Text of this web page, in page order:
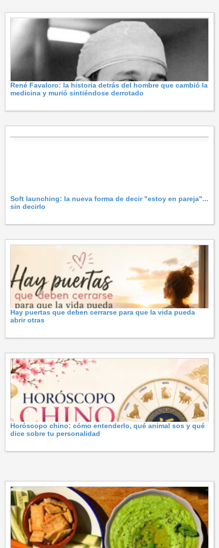
René Favaloro: la historia detrás del hombre que cambió la
medicina y murió sintiéndose derrotado
Soft launching: la nueva forma de decir "estoy en pareja"...
sin decirlo
Hay puertas que deben cerrarse para que la vida pueda
abrir otras
Horóscopo chino: cómo entenderlo, qué animal sos y qué
dice sobre tu personalidad